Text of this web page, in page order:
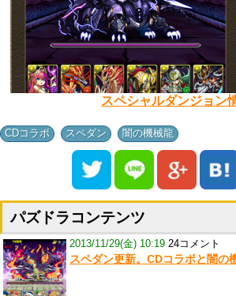
スペシャルダンジョン
CDコラボ スペダン 闇の機械龍
パズドラコンテンツ
2013/11/29(金) 10:19 24コメント
スペダン更新。CDコラボと闇の